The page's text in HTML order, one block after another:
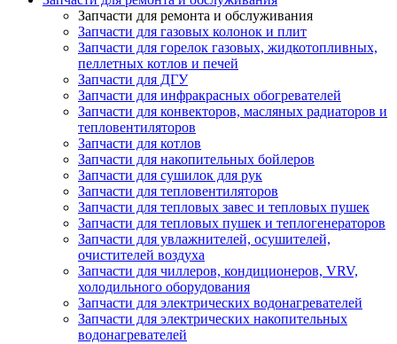
Запчасти для ремонта и обслуживания
Запчасти для газовых колонок и плит
Запчасти для горелок газовых, жидкотопливных,
пеллетных котлов и печей
Запчасти для ДГУ
Запчасти для инфракрасных обогревателей
Запчасти для конвекторов, масляных радиаторов и
тепловентиляторов
Запчасти для котлов
Запчасти для накопительных бойлеров
Запчасти для сушилок для рук
Запчасти для тепловентиляторов
Запчасти для тепловых завес и тепловых пушек
Запчасти для тепловых пушек и теплогенераторов
Запчасти для увлажнителей, осушителей,
очистителей воздуха
Запчасти для чиллеров, кондиционеров, VRV,
холодильного оборудования
Запчасти для электрических водонагревателей
Запчасти для электрических накопительных
водонагревателей